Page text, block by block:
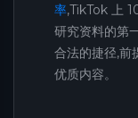
率,TikTok 上
研究资料的第
合法的捷径,前
优质内容。